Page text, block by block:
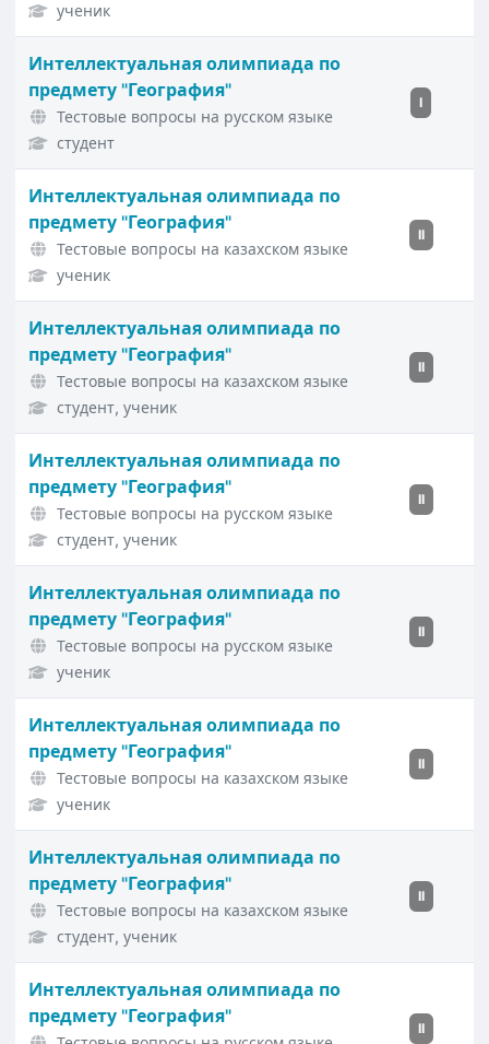
ученик
Интеллектуальная олимпиада по
предмету "География"
Тестовые вопросы на русском языке
студент
I
Интеллектуальная олимпиада по
предмету "География"
Тестовые вопросы на казахском языке
ученик
II
Интеллектуальная олимпиада по
предмету "География"
Тестовые вопросы на казахском языке
студент, ученик
II
Интеллектуальная олимпиада по
предмету "География"
Тестовые вопросы на русском языке
студент, ученик
II
Интеллектуальная олимпиада по
предмету "География"
Тестовые вопросы на русском языке
ученик
II
Интеллектуальная олимпиада по
предмету "География"
Тестовые вопросы на казахском языке
ученик
II
Интеллектуальная олимпиада по
предмету "География"
Тестовые вопросы на казахском языке
студент, ученик
II
Интеллектуальная олимпиада по
предмету "География"
II